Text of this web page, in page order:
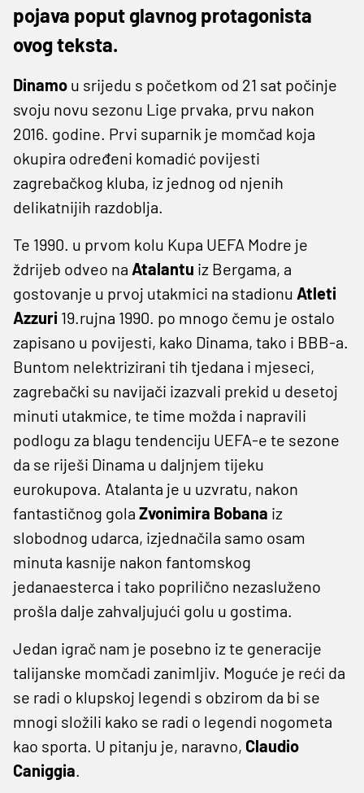
pojava poput glavnog protagonista
ovog teksta.
Dinamo u srijedu s početkom od 21 sat počinje
svoju novu sezonu Lige prvaka, prvu nakon
2016. godine. Prvi suparnik je momčad koja
okupira određeni komadić povijesti
zagrebačkog kluba, iz jednog od njenih
delikatnijih razdoblja.
Te 1990. u prvom kolu Kupa UEFA Modre je
ždrijeb odveo na Atalantu iz Bergama, a
gostovanje u prvoj utakmici na stadionu Atleti
Azzuri 19.rujna 1990. po mnogo čemu je ostalo
zapisano u povijesti, kako Dinama, tako i BBB-a.
Buntom nelektrizirani tih tjedana i mjeseci,
zagrebački su navijači izazvali prekid u desetoj
minuti utakmice, te time možda i napravili
podlogu za blagu tendenciju UEFA-e te sezone
da se riješi Dinama u daljnjem tijeku
eurokupova. Atalanta je u uzvratu, nakon
fantastičnog gola Zvonimira Bobana iz
slobodnog udarca, izjednačila samo osam
minuta kasnije nakon fantomskog
jedanaesterca i tako poprilično nezasluženo
prošla dalje zahvaljujući golu u gostima.
Jedan igrač nam je posebno iz te generacije
talijanske momčadi zanimljiv. Moguće je reći da
se radi o klupskoj legendi s obzirom da bi se
mnogi složili kako se radi o legendi nogometa
kao sporta. U pitanju je, naravno, Claudio
Caniggia.